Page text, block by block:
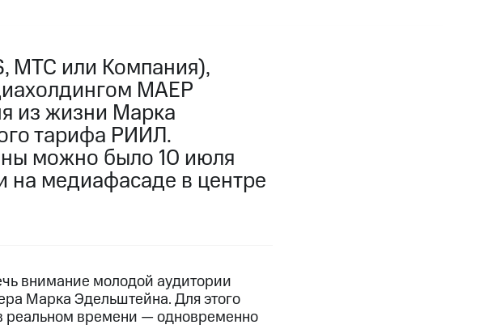
МТС или Компания),
МАЕР
из жизни Марка
тарифа РИИЛ.
можно было 10 июля
медиафасаде в центре
внимание молодой аудитории
Марка Эдельштейна. Для этого
реальном времени — одновременно